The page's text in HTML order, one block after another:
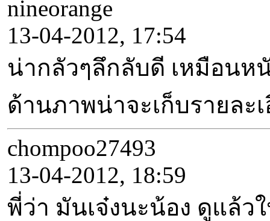
nineorange
13-04-2012, 17:54
น่ากลัวๆลึกลับดี เหมือนห
ด้านภาพน่าจะเก็บรายละ
chompoo27493
13-04-2012, 18:59
พี่ว่า มันเจ๋งนะน้อง ดูแล้